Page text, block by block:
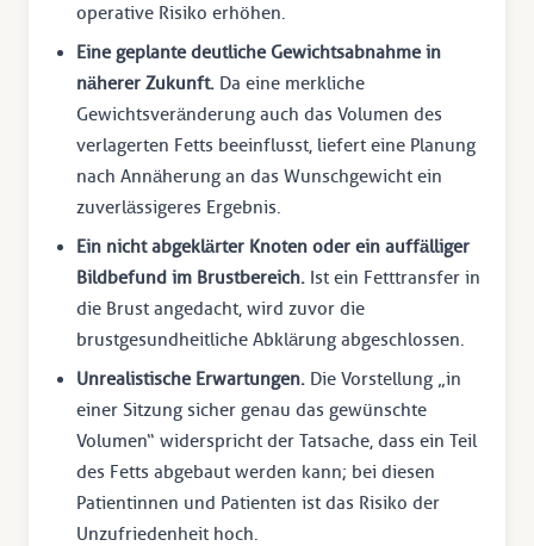
operative Risiko erhöhen.
Eine geplante deutliche Gewichtsabnahme in
näherer Zukunft. Da eine merkliche
Gewichtsveränderung auch das Volumen des
verlagerten Fetts beeinflusst, liefert eine Planung
nach Annäherung an das Wunschgewicht ein
zuverlässigeres Ergebnis.
Ein nicht abgeklärter Knoten oder ein auffälliger
Bildbefund im Brustbereich. Ist ein Fetttransfer in
die Brust angedacht, wird zuvor die
brustgesundheitliche Abklärung abgeschlossen.
Unrealistische Erwartungen. Die Vorstellung „in
einer Sitzung sicher genau das gewünschte
Volumen“ widerspricht der Tatsache, dass ein Teil
des Fetts abgebaut werden kann; bei diesen
Patientinnen und Patienten ist das Risiko der
Unzufriedenheit hoch.